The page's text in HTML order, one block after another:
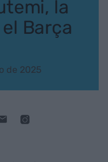
la
Barça
de 2025